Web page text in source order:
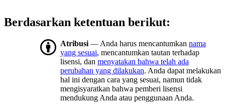
Berdasarkan ketentuan berikut:
Atribusi — Anda harus mencantumkan nama
yang sesuai, mencantumkan tautan terhadap
lisensi, dan menyatakan bahwa telah ada
perubahan yang dilakukan. Anda dapat melakukan
hal ini dengan cara yang sesuai, namun tidak
mengisyaratkan bahwa pemberi lisensi
mendukung Anda atau penggunaan Anda.